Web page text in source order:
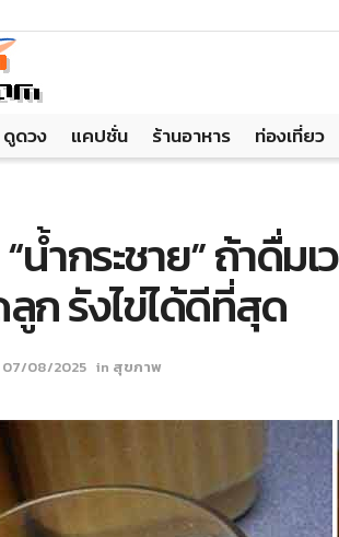
ดูดวง แคปชั่น ร้านอาหาร ท่องเที่ยว
น้ำกระชาย” ถ้าดื่ม
ก รังไข่ได้ดีที่สุด
07/08/2025 in สุขภาพ